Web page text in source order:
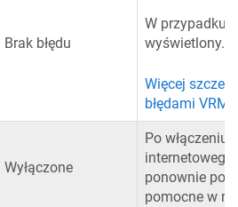
Brak błędu
W przypadku
wyświetlony.
Więcej
błędami
Wyłączone
Po włączeniu
ponownie po
pomocne w